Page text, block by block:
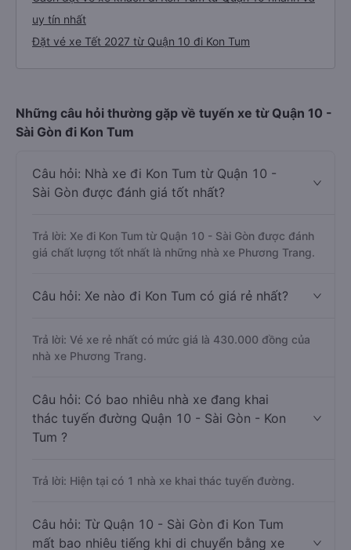
uy tín nhất
Đặt vé xe Tết 2027 từ Quận 10 đi Kon Tum
Những câu hỏi thường gặp về tuyến xe từ Quận 10 -
Sài Gòn đi Kon Tum
Câu hỏi: Nhà xe đi Kon Tum từ Quận 10 -
Sài Gòn được đánh giá tốt nhất?
Trả lời: Xe đi Kon Tum từ Quận 10 - Sài Gòn được đánh
giá chất lượng tốt nhất là những nhà xe Phương Trang.
Câu hỏi: Xe nào đi Kon Tum có giá rẻ nhất?
Trả lời: Vé xe rẻ nhất có mức giá là 430.000 đồng của
nhà xe Phương Trang.
Câu hỏi: Có bao nhiêu nhà xe đang khai
thác tuyến đường Quận 10 - Sài Gòn - Kon
Tum ?
Trả lời: Hiện tại có 1 nhà xe khai thác tuyến đường.
Câu hỏi: Từ Quận 10 - Sài Gòn đi Kon Tum
mất bao nhiêu tiếng khi di chuyển bằng xe